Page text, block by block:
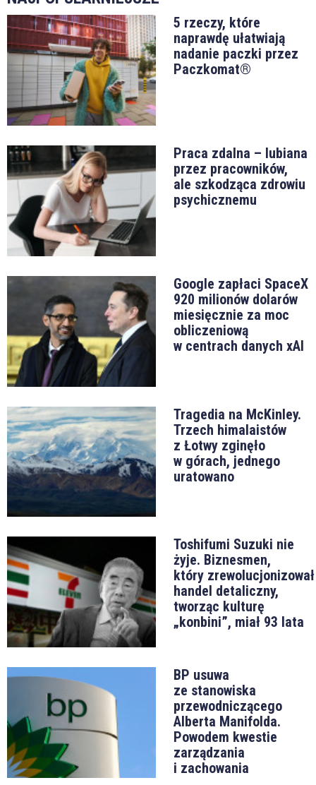
5 rzeczy, które
naprawdę ułatwiają
nadanie paczki przez
Paczkomat®
Praca zdalna – lubiana
przez pracowników,
ale szkodząca zdrowiu
psychicznemu
Google zapłaci SpaceX
920 milionów dolarów
miesięcznie za moc
obliczeniową
w centrach danych xAI
Tragedia na McKinley.
Trzech himalaistów
z Łotwy zginęło
w górach, jednego
uratowano
Toshifumi Suzuki nie
żyje. Biznesmen,
który zrewolucjonizował
handel detaliczny,
tworząc kulturę
„konbini”, miał 93 lata
BP usuwa
ze stanowiska
przewodniczącego
Alberta Manifolda.
Powodem kwestie
zarządzania
i zachowania